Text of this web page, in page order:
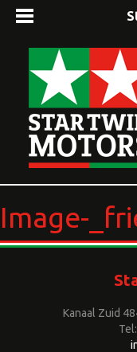
Image-
Kanaal Zuid